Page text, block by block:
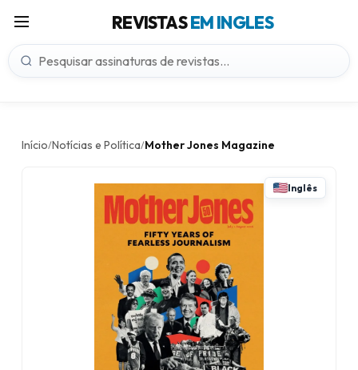
REVISTASEM INGLES
Início/Notícias e Política/Mother Jones Magazine
Inglês